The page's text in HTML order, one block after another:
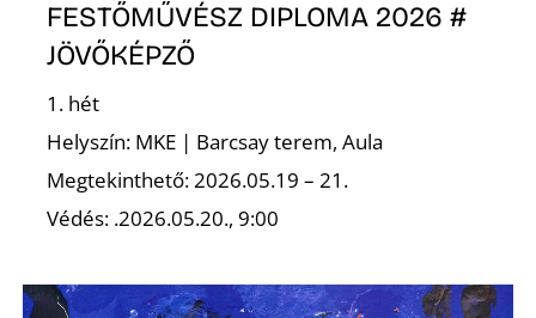
FESTŐMŰVÉSZ DIPLOMA 2026 #
JÖVŐKÉPZŐ
1. hét
Helyszín: MKE | Barcsay terem, Aula
Megtekinthető: 2026.05.19 – 21.
Védés: .2026.05.20., 9:00